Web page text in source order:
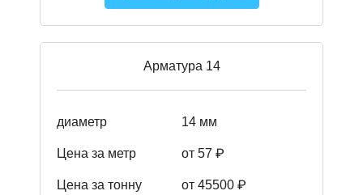
Арматура 14
диаметр 14 мм
Цена за метр от 57 ₽
Цена за тонну от 45500 ₽